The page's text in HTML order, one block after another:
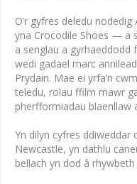
O’r gyfres deledu
yna Crocodile Shoes — a
a senglau a
wedi gadael marc
Prydain. Mae ei yrfa’n
teledu, rolau ffilm mawr
pherfformiadau blaenllaw
Yn dilyn cyfres ddiweddar
Newcastle, yn dathlu
bellach yn dod â